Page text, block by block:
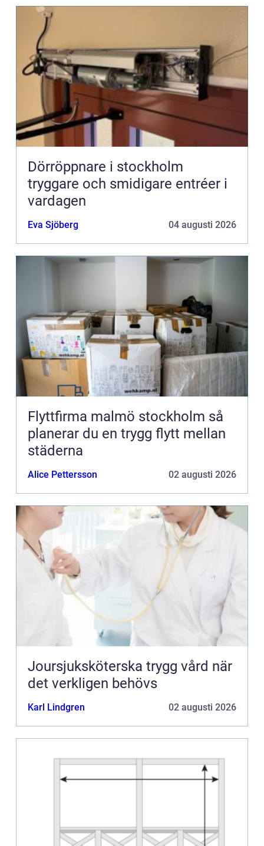
Dörröppnare i stockholm
tryggare och smidigare entréer i
vardagen
Eva Sjöberg 04 augusti 2026
Flyttfirma malmö stockholm så
planerar du en trygg flytt mellan
städerna
Alice Pettersson 02 augusti 2026
Joursjuksköterska trygg vård när
det verkligen behövs
Karl Lindgren 02 augusti 2026